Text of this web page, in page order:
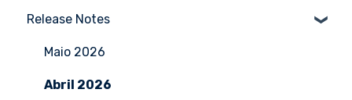
Huawei
Intelbras
Mikrotik
Tutoriais
Release Notes
Maio 2026
Abril 2026